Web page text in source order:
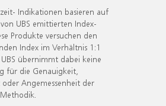
Indikationen basieren auf
UBS emittierten Index-
Produkte versuchen den
Index im Verhältnis 1:1
übernimmt dabei keine
für die Genauigkeit,
Angemessenheit der